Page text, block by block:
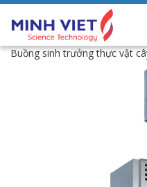
Buồng sinh trưởng thực vật